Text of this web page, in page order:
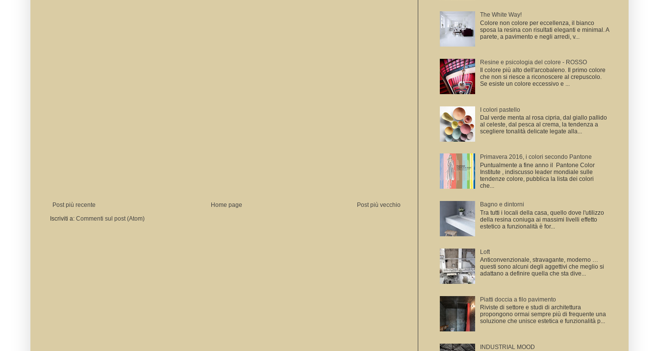
Post più recente Post più vecchio
Home page
Iscriviti a: Commenti sul post (Atom)
The White Way!
Colore non colore per eccellenza, il bianco
sposa la resina con risultati eleganti e minimal. A
parete, a pavimento e negli arredi, v...
Resine e psicologia del colore - ROSSO
Il colore più alto dell'arcobaleno. Il primo colore
che non si riesce a riconoscere al crepuscolo.
Se esiste un colore eccessivo e ...
I colori pastello
Dal verde menta al rosa cipria, dal giallo pallido
al celeste, dal pesca al crema, la tendenza a
scegliere tonalità delicate legate alla...
Primavera 2016, i colori secondo Pantone
Puntualmente a fine anno il Pantone Color
Institute , indiscusso leader mondiale sulle
tendenze colore, pubblica la lista dei colori
che...
Bagno e dintorni
Tra tutti i locali della casa, quello dove l'utilizzo
della resina coniuga ai massimi livelli effetto
estetico a funzionalità è for...
Loft
Anticonvenzionale, stravagante, moderno …
questi sono alcuni degli aggettivi che meglio si
adattano a definire quella che sta dive...
Piatti doccia a filo pavimento
Riviste di settore e studi di architettura
propongono ormai sempre più di frequente una
soluzione che unisce estetica e funzionalità p...
INDUSTRIAL MOOD